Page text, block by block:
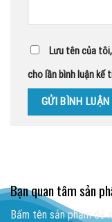
Lưu tên của
cho lần bình luận kế
Bạn quan tâm sản
Bấm tên sản phẩm để